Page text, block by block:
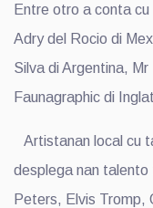
Entre otro a conta
Adry del Rocio di
Silva di Argentina,
Faunagraphic di
Artistanan local cu
desplega nan
Peters, Elvis Tromp,